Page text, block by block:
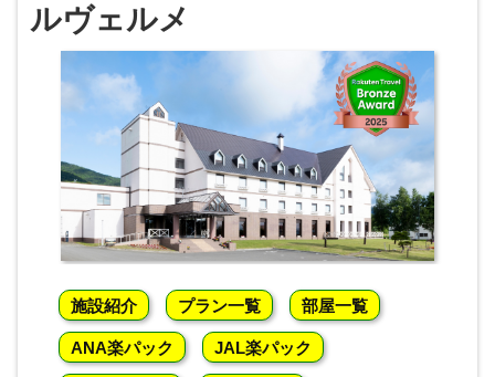
ルヴェルメ
施設紹介 プラン一覧 部屋一覧
ANA楽パック JAL楽パック